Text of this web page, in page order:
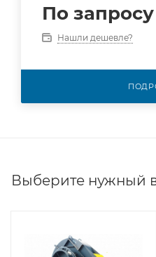
По запросу
Нашли дешевле?
Выберите нужный